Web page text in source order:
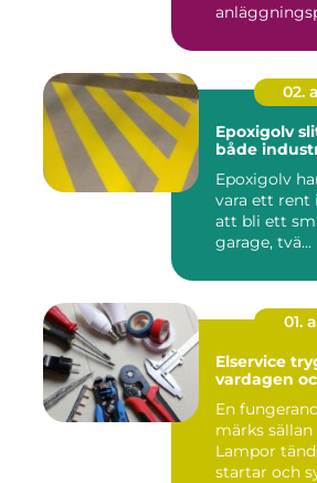
02.
Epoxigolv slitstarka golv för
både
Epoxigolv
vara ett
att bli ett
garage, tvä...
01.
Elservice trygg el i
vardagen
En
märks
Lampor
startar och